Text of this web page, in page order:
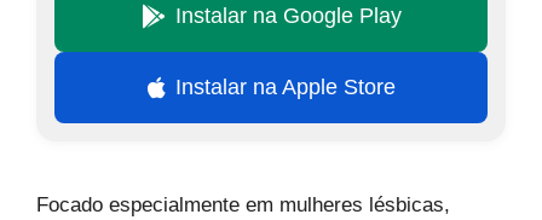
Instalar na Google Play
Instalar na Apple Store
Focado especialmente em mulheres lésbicas,